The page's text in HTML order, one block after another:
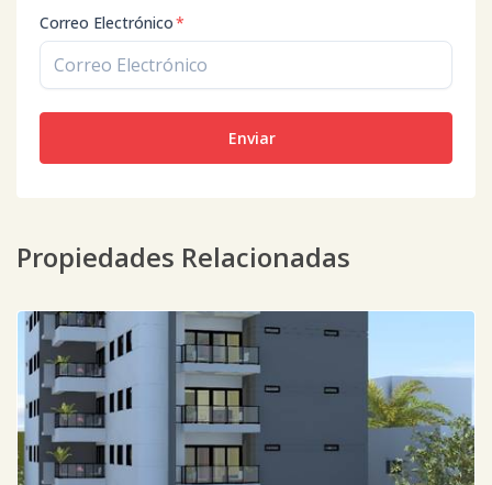
Correo Electrónico*
Enviar
Propiedades Relacionadas